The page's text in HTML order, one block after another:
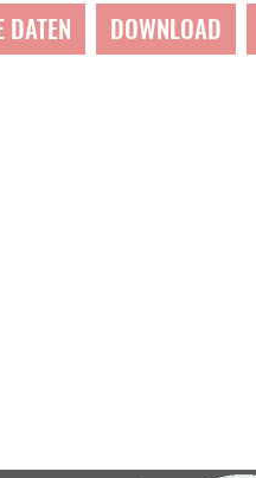
DATEN DOWNLOAD